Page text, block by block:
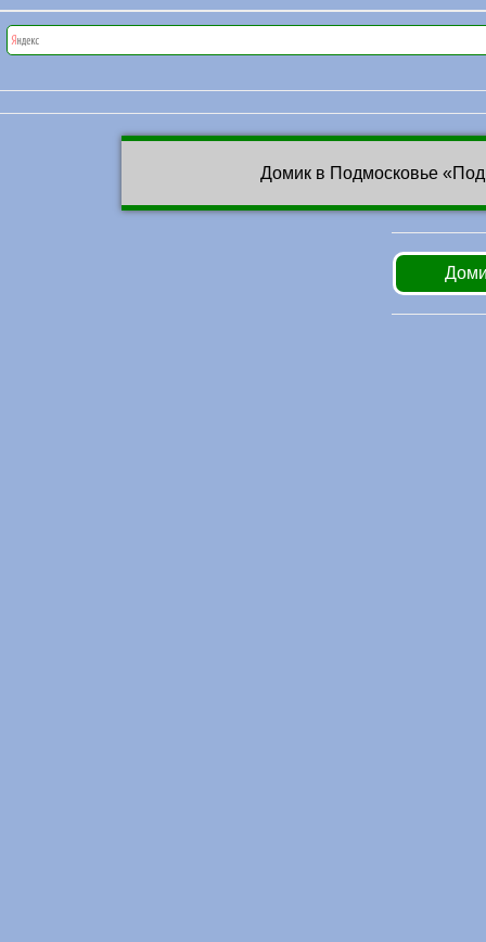
Домик в Подмосковье